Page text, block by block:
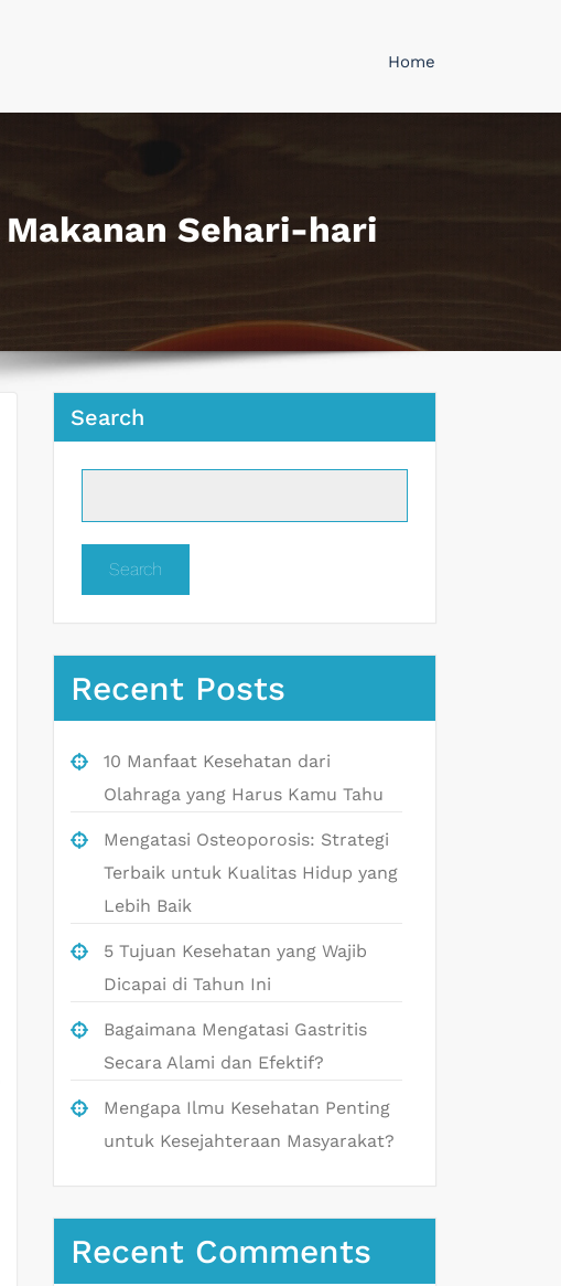
Home
Sehari-hari
Search
Search
Recent Posts
10 Manfaat Kesehatan dari
Olahraga yang Harus Kamu Tahu
Mengatasi Osteoporosis: Strategi
Terbaik untuk Kualitas Hidup yang
Lebih Baik
5 Tujuan Kesehatan yang Wajib
Dicapai di Tahun Ini
Bagaimana Mengatasi Gastritis
Secara Alami dan Efektif?
Mengapa Ilmu Kesehatan Penting
untuk Kesejahteraan Masyarakat?
Recent Comments